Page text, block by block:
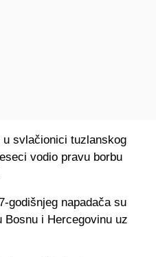
svlačionici tuzlanskog
vodio pravu borbu
godišnjeg napadača su
Bosnu i Hercegovinu uz